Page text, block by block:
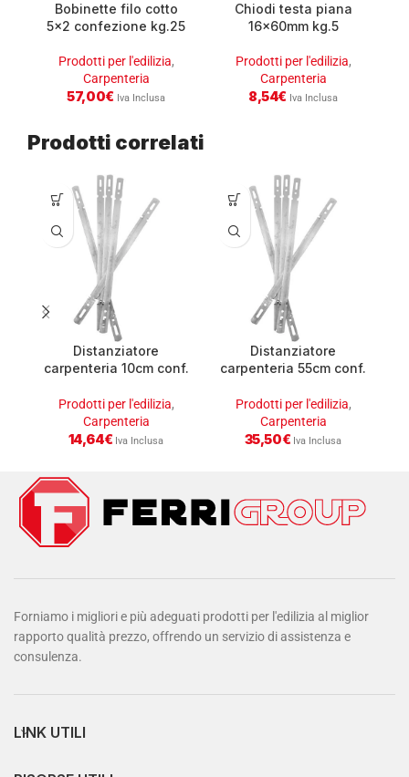
Bobinette filo cotto
5×2 confezione kg.25
Prodotti per l'edilizia,
Carpenteria
57,00€ Iva Inclusa
Chiodi testa piana
16x60mm kg.5
Prodotti per l'edilizia,
Carpenteria
8,54€ Iva Inclusa
Prodotti correlati
Distanziatore
carpenteria 10cm conf.
Prodotti per l'edilizia,
Carpenteria
14,64€ Iva Inclusa
Distanziatore
carpenteria 55cm conf.
Prodotti per l'edilizia,
Carpenteria
35,50€ Iva Inclusa
Forniamo i migliori e più adeguati prodotti per l'edilizia al miglior
rapporto qualità prezzo, offrendo un servizio di assistenza e
consulenza.
LINK UTILI